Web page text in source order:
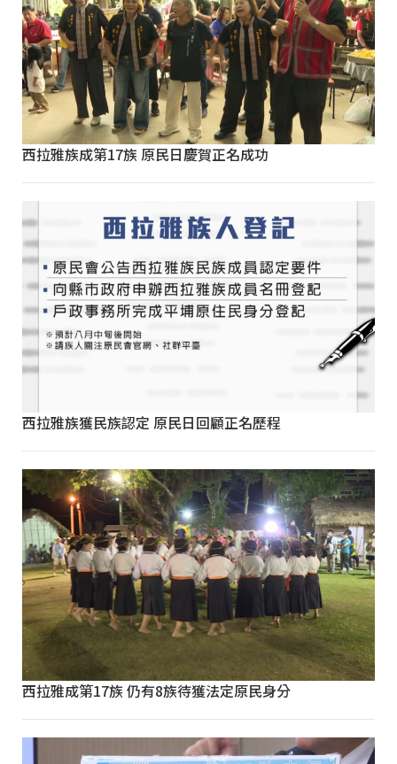
西拉雅族成第17族 原民日慶賀正名成功
西拉雅族獲民族認定 原民日回顧正名歷程
西拉雅成第17族 仍有8族待獲法定原民身分